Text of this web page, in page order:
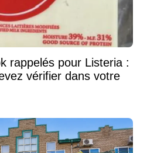
rappelés pour Listeria :
vérifier dans votre